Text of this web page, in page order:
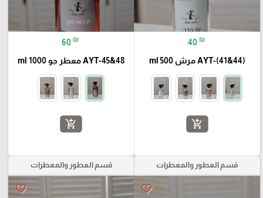
40 ₪
AYT-(41&44) مرش 500 ml
add_shopping_cart
60 ₪
AYT-45&48 معطر جو 1000 ml
add_shopping_cart
قسم العطور والمعطرات
favorite_border
قسم العطور والمعطرات
favorite_border